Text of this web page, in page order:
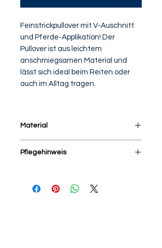
Feinstrickpullover mit V-Auschnitt
und Pferde-Applikation! Der
Pullover ist aus leichtem
anschmiegsamen Material und
lässt sich ideal beim Reiten oder
auch im Alltag tragen.
Material
Pflegehinweis